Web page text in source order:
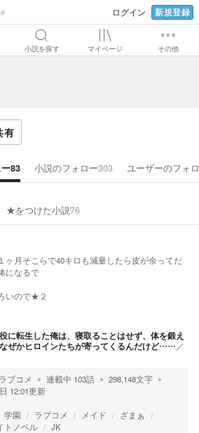
ログイン 新規登録
小説を探す マイページ その他
有
83 小説のフォロー303 ユーザーのフォ
★をつけた小説76
ヶ月そこらで40キロも減量したら皮が余ってだ
になるで
いので★２
に転生した俺は、寝取ることはせず、体を鍛え
ぜかヒロインたちが寄ってくるんだけど…… ／
ラブコメ 連載中 103話 298,148文字
12:01更新
学園 ラブコメ メイド
ざまぁ
トノベル JK